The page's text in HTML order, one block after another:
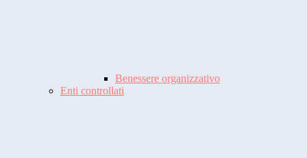
Benessere organizzativo
Enti controllati